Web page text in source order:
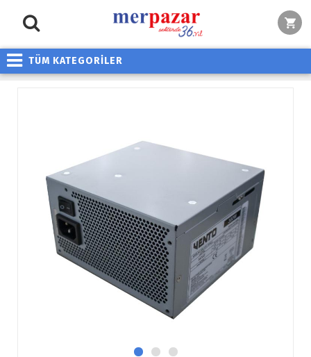
TÜM KATEGORİLER